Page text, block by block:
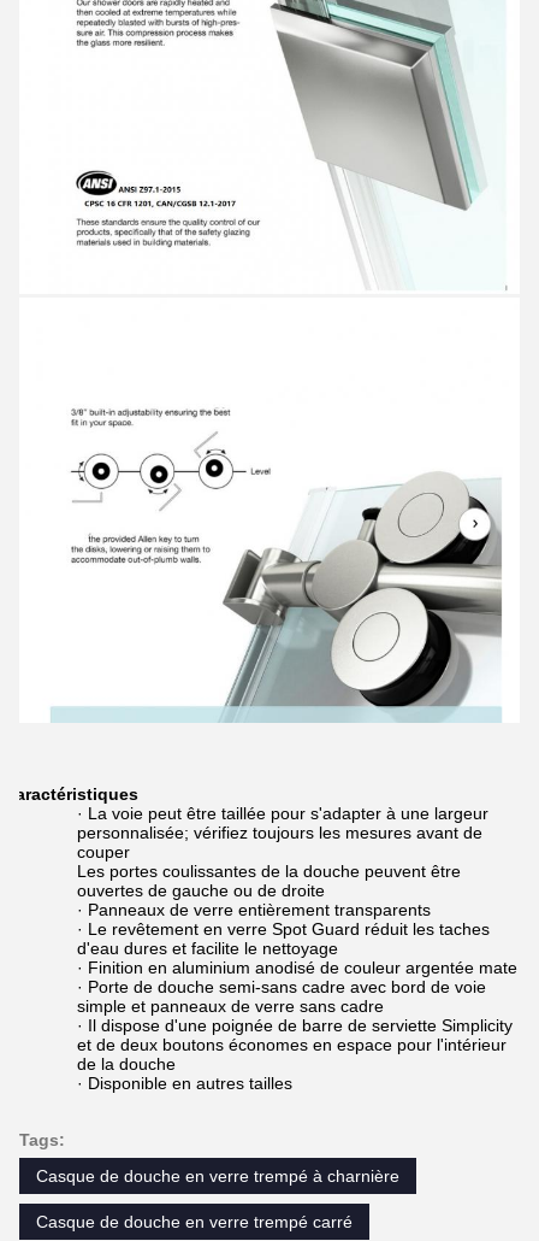
Caractéristiques
· La voie peut être taillée pour s'adapter à une largeur
personnalisée; vérifiez toujours les mesures avant de
couper
Les portes coulissantes de la douche peuvent être
ouvertes de gauche ou de droite
· Panneaux de verre entièrement transparents
· Le revêtement en verre Spot Guard réduit les taches
d'eau dures et facilite le nettoyage
· Finition en aluminium anodisé de couleur argentée mate
· Porte de douche semi-sans cadre avec bord de voie
simple et panneaux de verre sans cadre
· Il dispose d'une poignée de barre de serviette Simplicity
et de deux boutons économes en espace pour l'intérieur
de la douche
· Disponible en autres tailles
Tags:
Casque de douche en verre trempé à charnière
Casque de douche en verre trempé carré